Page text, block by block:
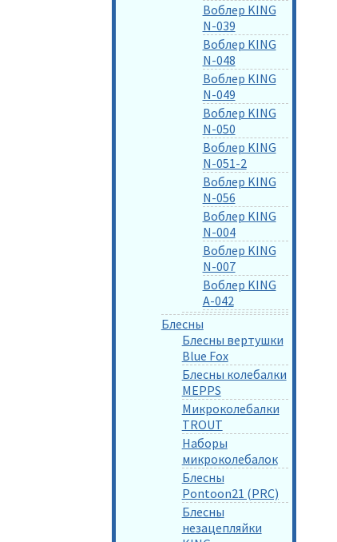
Воблер KING
N-039
Воблер KING
N-048
Воблер KING
N-049
Воблер KING
N-050
Воблер KING
N-051-2
Воблер KING
N-056
Воблер KING
N-004
Воблер KING
N-007
Воблер KING
A-042
Блесны
Блесны вертушки
Blue Fox
Блесны колебалки
MEPPS
Микроколебалки
TROUT
Наборы
микроколебалок
Блесны
Pontoon21 (PRC)
Блесны
незацепляйки